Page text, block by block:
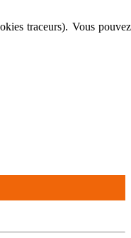
traceurs). Vous pouvez